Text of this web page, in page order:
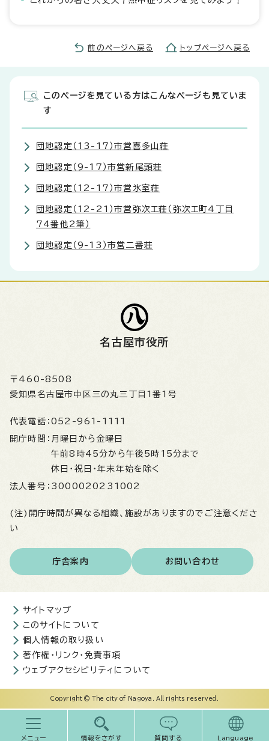
前のページへ戻る トップページへ戻る
メニュー 情報をさがす 質問する Language
このページを見ている方はこんなページも見ていま
す
団地認定（13-17）市営喜多山荘
団地認定（9-17）市営新尾頭荘
団地認定（12-17）市営氷室荘
団地認定（12-21）市営弥次エ荘（弥次エ町4丁目
74番他2筆）
団地認定（9-13）市営二番荘
名古屋市役所
〒460-8508
愛知県名古屋市中区三の丸三丁目1番1号
代表電話： 052-961-1111
開庁時間： 月曜日から金曜日
午前8時45分から午後5時15分まで
休日・祝日・年末年始を除く
法人番号： 3000020231002
(注)開庁時間が異なる組織、施設がありますのでご注意くださ
い
庁舎案内 お問い合わせ
サイトマップ
このサイトについて
個人情報の取り扱い
著作権・リンク・免責事項
ウェブアクセシビリティについて
Copyright © The city of Nagoya. All rights reserved.